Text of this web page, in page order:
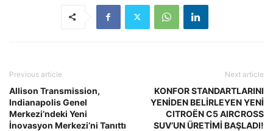
Previous article
Allison Transmission,
Indianapolis Genel
Merkezi’ndeki Yeni
İnovasyon Merkezi’ni Tanıttı
Next article
KONFOR STANDARTLARINI
YENİDEN BELİRLEYEN YENİ
CITROËN C5 AIRCROSS
SUV’UN ÜRETİMİ BAŞLADI!